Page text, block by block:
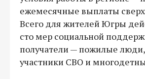
ежемесячные выплаты
Всего для жителей Югры
сто мер социальной
получатели — пожилые
участники СВО и